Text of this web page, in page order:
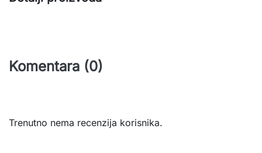
Komentara (0)
Trenutno nema recenzija korisnika.